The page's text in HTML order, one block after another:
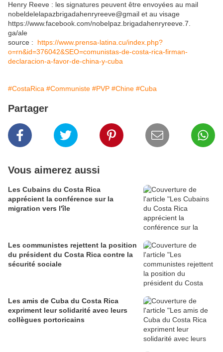
Henry Reeve : les signatures peuvent être envoyées au mail
nobeldelelapazbrigadahenryreeve@gmail et au visage
https://www.facebook.com/nobelpaz.brigadahenryreeve.7.
ga/ale
source : https://www.prensa-latina.cu/index.php?
o=rn&id=376042&SEO=comunistas-de-costa-rica-firman-
declaracion-a-favor-de-china-y-cuba
#CostaRica #Communiste #PVP #Chine #Cuba
Partager
Vous aimerez aussi
Les Cubains du Costa Rica
apprécient la conférence sur la
migration vers l'île
Les communistes rejettent la position
du président du Costa Rica contre la
sécurité sociale
Les amis de Cuba du Costa Rica
expriment leur solidarité avec leurs
collègues portoricains